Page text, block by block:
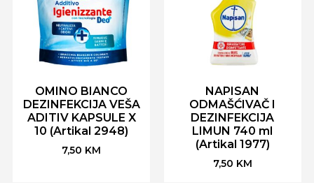
OMINO BIANCO
DEZINFEKCIJA VEŠA
ADITIV KAPSULE X
10 (Artikal 2948)
7,50 KM
NAPISAN
ODMAŠĆIVAČ I
DEZINFEKCIJA
LIMUN 740 ml
(Artikal 1977)
7,50 KM